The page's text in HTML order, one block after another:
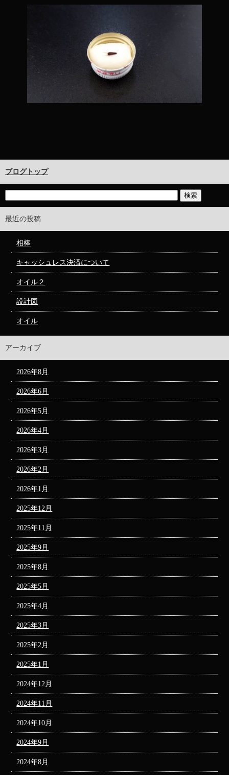
ブログトップ
最近の投稿
相棒
キャッシュレス決済について
オイル２
設計図
オイル
アーカイブ
2026年8月
2026年6月
2026年5月
2026年4月
2026年3月
2026年2月
2026年1月
2025年12月
2025年11月
2025年9月
2025年8月
2025年5月
2025年4月
2025年3月
2025年2月
2025年1月
2024年12月
2024年11月
2024年10月
2024年9月
2024年8月